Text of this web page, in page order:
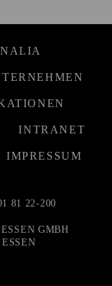
INTRANET
IMPRESSUM
81 22-200
GMBH